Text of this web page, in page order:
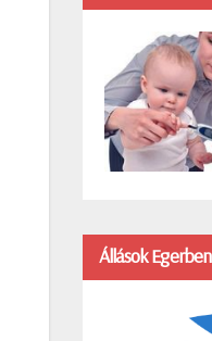
Állások Egerben